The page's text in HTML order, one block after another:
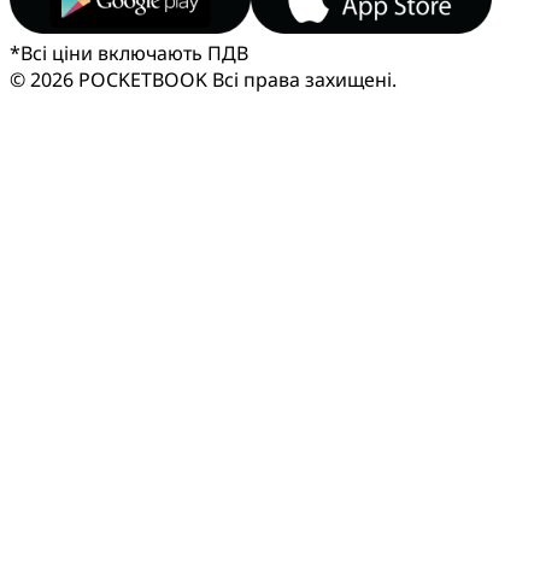
*Всі ціни включають ПДВ
© 2026 POCKETBOOK Всі права захищені.